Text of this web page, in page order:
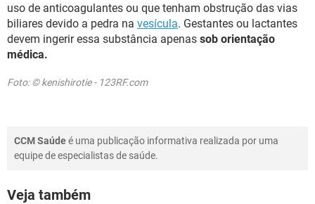
uso de anticoagulantes ou que tenham obstrução das vias
biliares devido a pedra na vesícula. Gestantes ou lactantes
devem ingerir essa substância apenas sob orientação
médica.
Foto: © kenishirotie - 123RF.com
CCM Saúdeé uma publicação informativa realizada por uma
equipe de especialistas de saúde.
Veja também